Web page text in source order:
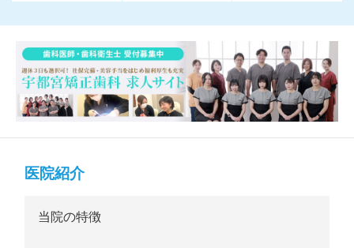
医院紹介
当院の特徴